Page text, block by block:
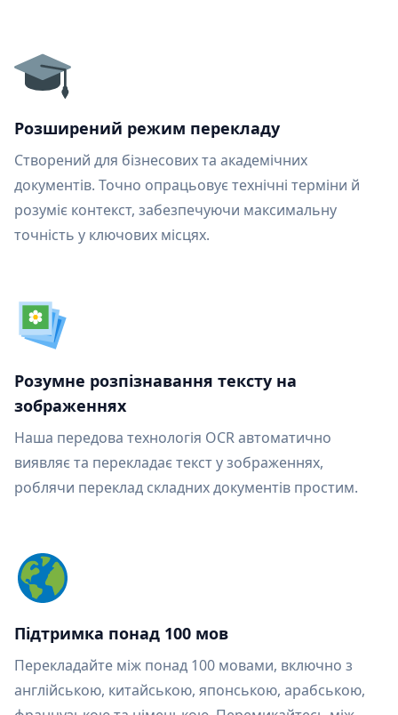
Розширений режим перекладу
Створений для бізнесових та академічних
документів. Точно опрацьовує технічні терміни й
розуміє контекст, забезпечуючи максимальну
точність у ключових місцях.
Розумне розпізнавання тексту на
зображеннях
Наша передова технологія OCR автоматично
виявляє та перекладає текст у зображеннях,
роблячи переклад складних документів простим.
Підтримка понад 100 мов
Перекладайте між понад 100 мовами, включно з
англійською, китайською, японською, арабською,